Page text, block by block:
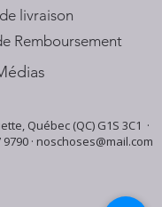
livraison
Remboursement
Québec (QC) G1S 3C1 ·
9790· noschoses@mail.com